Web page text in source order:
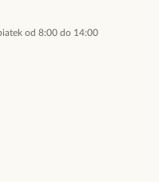
od 8:00 do 14:00